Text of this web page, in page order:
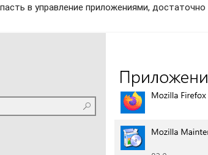
в управление приложениями,